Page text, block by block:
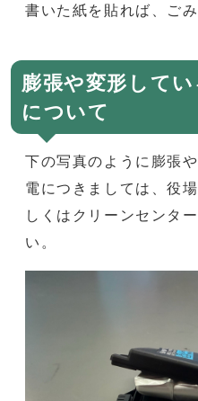
書いた紙を貼れば、ご
膨張や変形して
について
下の写真のように膨張
電につきましては、役
しくはクリーンセンタ
い。